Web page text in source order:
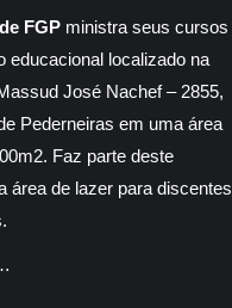
FGP ministra seus cursos
educacional localizado na
José Nachef – 2855,
Pederneiras em uma área
Faz parte deste
área de lazer para discentes